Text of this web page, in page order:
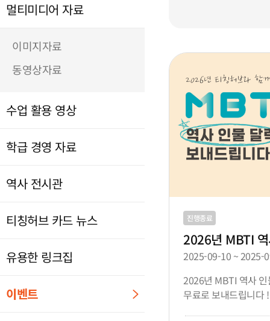
멀티미디어 자료
이미지자료
동영상자료
수업 활용 영상
학급 경영 자료
역사 전시관
티칭허브 카드 뉴스
유용한 링크집
이벤트
진행종료
2026년 MBTI
2025-09-10 ~ 2025-
2026년 MBTI 역사 인
무료로 보내드립니다 !